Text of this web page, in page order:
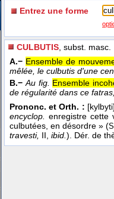
Entrez une forme
CULBUTIS , subst. masc.
A.− Ensemble de
mêlée, le culbutis d'une
B.− Au fig. Ensemble
de régularité dans ce
Prononc. et Orth. :
encyclop. enregistre cette
culbutées, en désordre » (
travesti, II, ibid.). Dér. de